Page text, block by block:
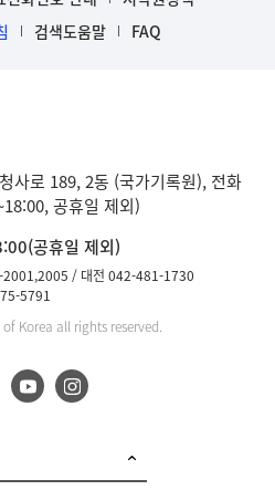
검색도움말 FAQ
사로 189, 2동 (국가기록원), 전화
공휴일 제외)
공휴일 제외)
대전 042-481-1730
5791
Korea all rights reserved.